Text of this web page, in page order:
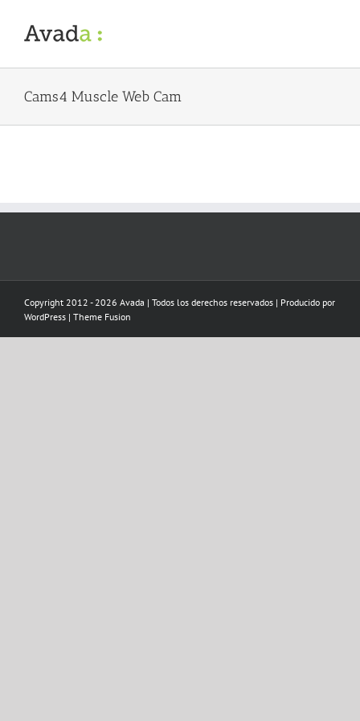
content
Cams4 Muscle Web Cam
Copyright 2012 - 2026 Avada | Todos los derechos reservados | Producido por
WordPress | Theme Fusion